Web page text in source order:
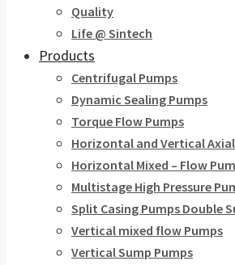
Quality
Life @ Sintech
Products
Centrifugal Pumps
Dynamic Sealing Pumps
Torque Flow Pumps
Horizontal and Vertical
Horizontal Mixed – Flow
Multistage High Pressure
Split Casing Pumps Double
Vertical mixed flow Pumps
Vertical Sump Pumps